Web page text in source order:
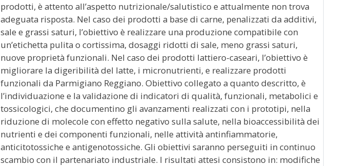
prodotti, è attento all’aspetto nutrizionale/salutistico e attualmente non trova
adeguata risposta. Nel caso dei prodotti a base di carne, penalizzati da additivi,
sale e grassi saturi, l’obiettivo è realizzare una produzione compatibile con
un’etichetta pulita o cortissima, dosaggi ridotti di sale, meno grassi saturi,
nuove proprietà funzionali. Nel caso dei prodotti lattiero-caseari, l’obiettivo è
migliorare la digeribilità del latte, i micronutrienti, e realizzare prodotti
funzionali da Parmigiano Reggiano. Obiettivo collegato a quanto descritto, è
l’individuazione e la validazione di indicatori di qualità, funzionali, metabolici e
tossicologici, che documentino gli avanzamenti realizzati con i prototipi, nella
riduzione di molecole con effetto negativo sulla salute, nella bioaccessibilità dei
nutrienti e dei componenti funzionali, nelle attività antinfiammatorie,
anticitotossiche e antigenotossiche. Gli obiettivi saranno perseguiti in continuo
scambio con il partenariato industriale. I risultati attesi consistono in: modifiche